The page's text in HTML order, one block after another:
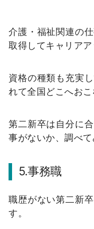
介護・福祉関連の
取得してキャリアア
資格の種類も充実
れて全国どこへお
第二新卒は自分に
事がないか、調べて
5.事務職
職歴がない第二新
す。